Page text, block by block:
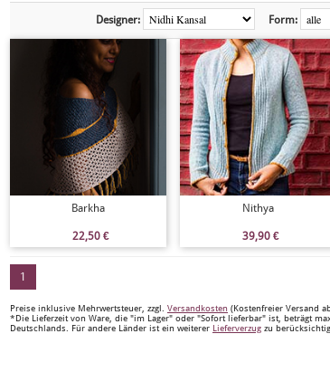
Form:
Designer:
Barkha
22,50 €
Nithya
39,90 €
1
Preise inklusive Mehrwertsteuer, zzgl. Versandkosten (Kostenfreier Versand
*Die Lieferzeit von Ware, die "im Lager" oder "Sofort lieferbar" ist, beträgt
Deutschlands. Für andere Länder ist ein weiterer Lieferverzug zu